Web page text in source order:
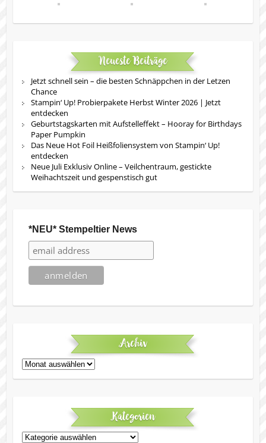
Neueste Beiträge
Jetzt schnell sein – die besten Schnäppchen in der Letzen
Chance
Stampin‘ Up! Probierpakete Herbst Winter 2026 | Jetzt
entdecken
Geburtstagskarten mit Aufstelleffekt – Hooray for Birthdays
Paper Pumpkin
Das Neue Hot Foil Heißfoliensystem von Stampin‘ Up!
entdecken
Neue Juli Exklusiv Online – Veilchentraum, gestickte
Weihachtszeit und gespenstisch gut
*NEU* Stempeltier News
Archiv
Archiv
Kategorien
Kategorien